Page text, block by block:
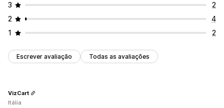
Importação e exportação
Sindicação de avaliações
Solicitações personalizadas
3
2
2
4
1
2
Escrever avaliação Todas as avaliações
VizCart
Itália